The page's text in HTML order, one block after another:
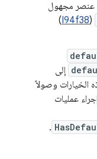
عنصر مجهول
(
I94f38
)
إلى
الخيارات وصولاً
عمليات
.